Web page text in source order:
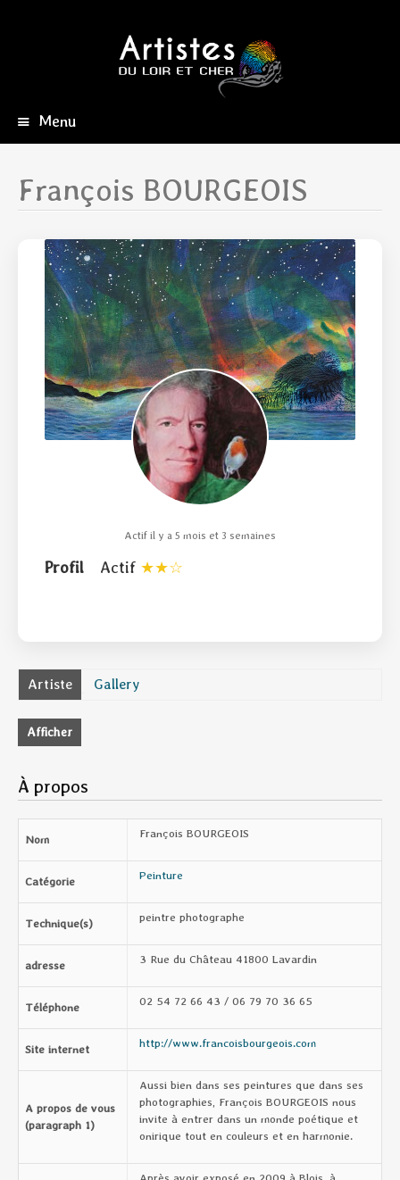
Menu
principal
François BOURGEOIS
Actif il y a 5 mois et 3 semaines
Profil Actif
Artiste Gallery
Afficher
À propos
Nom François BOURGEOIS
Catégorie Peinture
Technique(s) peintre photographe
adresse 3 Rue du Château 41800 Lavardin
Téléphone 02 54 72 66 43 / 06 79 70 36 65
Site internet http://www.francoisbourgeois.com
A propos de vous
(paragraph 1)
Aussi bien dans ses peintures que dans ses
photographies, François BOURGEOIS nous
invite à entrer dans un monde poétique et
onirique tout en couleurs et en harmonie.